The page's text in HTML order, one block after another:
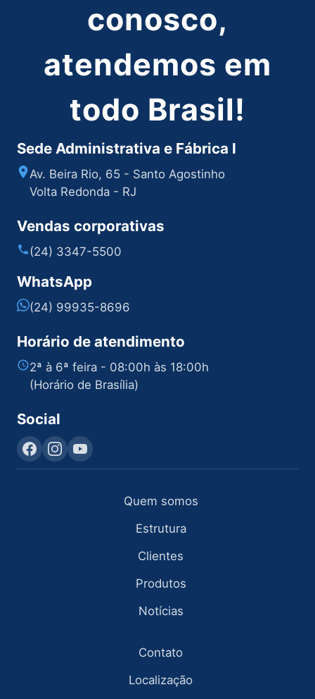
conosco,
atendemos em
todo Brasil!
Sede Administrativa e Fábrica I
Av. Beira Rio, 65 - Santo Agostinho
Volta Redonda - RJ
Vendas corporativas
(24) 3347-5500
WhatsApp
(24) 99935-8696
Horário de atendimento
2ª à 6ª feira - 08:00h às 18:00h
(Horário de Brasília)
Social
Quem somos
Estrutura
Clientes
Produtos
Notícias
Contato
Localização